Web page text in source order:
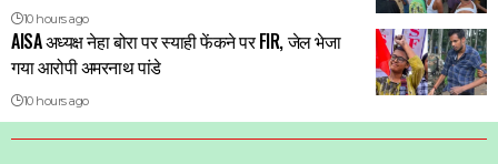
10 hours ago
AISA अध्यक्ष नेहा बोरा पर स्याही फेंकने पर FIR, जेल भेजा
गया आरोपी अमरनाथ पांडे
10 hours ago